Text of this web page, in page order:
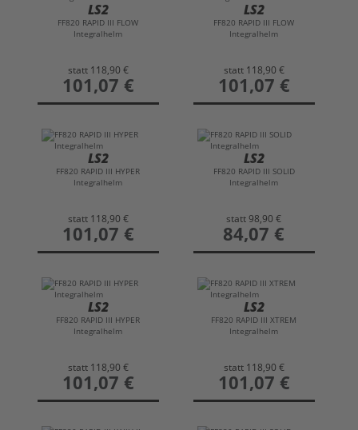
LS2
FF820 RAPID III FLOW
Integralhelm
statt 118,90 €
preis
101,07 €
LS2
FF820 RAPID III FLOW
Integralhelm
statt 118,90 €
preis
101,07 €
LS2
FF820 RAPID III HYPER
Integralhelm
statt 118,90 €
preis
101,07 €
LS2
FF820 RAPID III SOLID
Integralhelm
statt98,90 €
preis
84,07 €
LS2
FF820 RAPID III HYPER
Integralhelm
statt 118,90 €
preis
101,07 €
LS2
FF820 RAPID III XTREM
Integralhelm
statt 118,90 €
preis
101,07 €